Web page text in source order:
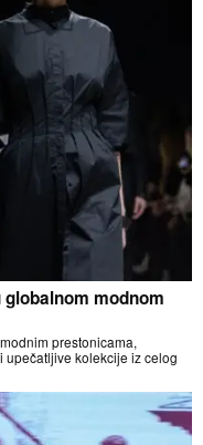
modnom
prestonicama,
kolekcije iz celog